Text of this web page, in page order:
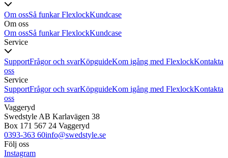
Om ossSå funkar FlexlockKundcase
Om oss
Om ossSå funkar FlexlockKundcase
Service
SupportFrågor och svarKöpguideKom igång med FlexlockKontakta
oss
Service
SupportFrågor och svarKöpguideKom igång med FlexlockKontakta
oss
Vaggeryd
Swedstyle AB Karlavägen 38
Box 171 567 24 Vaggeryd
0393-363 60info@swedstyle.se
Följ oss
Instagram